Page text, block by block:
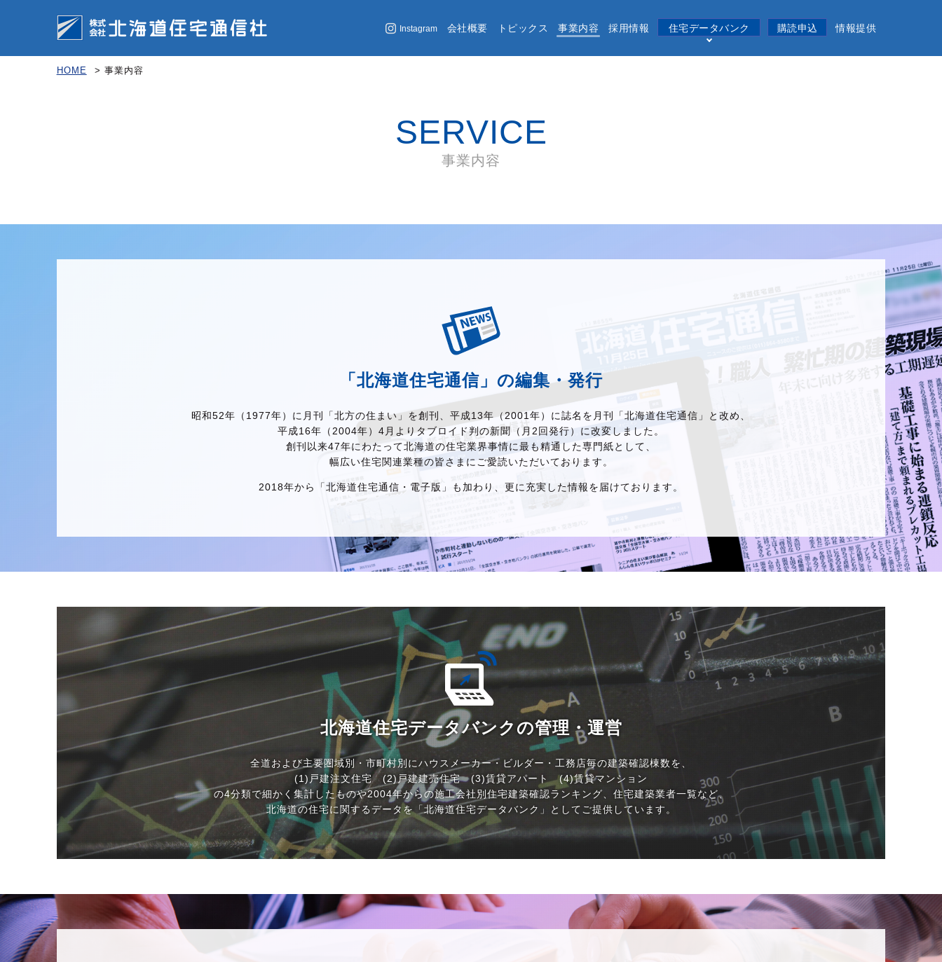
Instagram 会社概要 トピックス 事業内容 採用情報 住宅データバンク 購読申込 情報提供
SERVICE
事業内容
HOME > 事業内容
「北海道住宅通信」の編集・発行
昭和52年（1977年）に月刊「北方の住まい」を創刊、平成13年（2001年）に誌名を月刊「北海道住宅通信」と改め、
平成16年（2004年）4月よりタブロイド判の新聞（月2回発行）に改変しました。
創刊以来47年にわたって北海道の住宅業界事情に最も精通した専門紙として、
幅広い住宅関連業種の皆さまにご愛読いただいております。
2018年から「北海道住宅通信・電子版」も加わり、更に充実した情報を届けております。
北海道住宅データバンクの管理・運営
全道および主要圏域別・市町村別にハウスメーカー・ビルダー・工務店毎の建築確認棟数を、
(1)戸建注文住宅 (2)戸建建売住宅 (3)賃貸アパート (4)賃貸マンション
の4分類で細かく集計したものや2004年からの施工会社別住宅建築確認ランキング、住宅建築業者一覧など、
北海道の住宅に関するデータを「北海道住宅データバンク」としてご提供しています。